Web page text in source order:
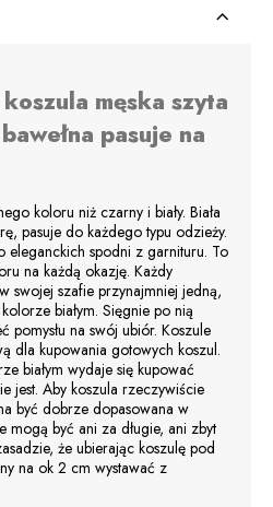
męska szyta
pasuje na
koloru niż czarny i biały. Biała
pasuje do każdego typu odzieży.
eleganckich spodni z garnituru. To
na każdą okazję. Każdy
swojej szafie przynajmniej jedną,
białym. Sięgnie po nią
pomysłu na swój ubiór. Koszule
dla kupowania gotowych koszul.
białym wydaje się kupować
jest. Aby koszula rzeczywiście
być dobrze dopasowana w
mogą być ani za długie, ani zbyt
że ubierając koszulę pod
na ok 2 cm wystawać z